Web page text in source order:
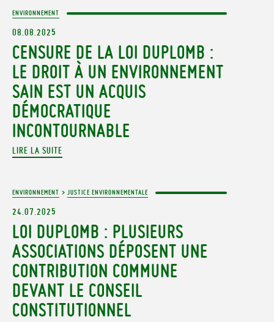
ENVIRONNEMENT
08.08.2025
CENSURE DE LA LOI DUPLOMB :
LE DROIT À UN ENVIRONNEMENT
SAIN EST UN ACQUIS
DÉMOCRATIQUE
INCONTOURNABLE
LIRE LA SUITE
ENVIRONNEMENT > JUSTICE ENVIRONNEMENTALE
24.07.2025
LOI DUPLOMB : PLUSIEURS
ASSOCIATIONS DÉPOSENT UNE
CONTRIBUTION COMMUNE
DEVANT LE CONSEIL
CONSTITUTIONNEL